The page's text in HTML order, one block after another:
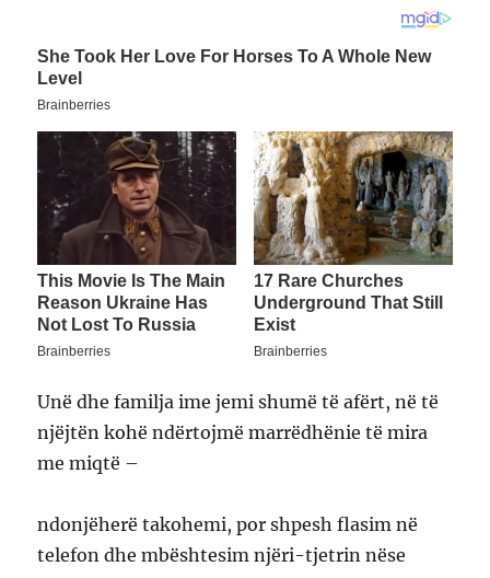
Unë dhe familja ime jemi shumë të afërt, në të
njëjtën kohë ndërtojmë marrëdhënie të mira
me miqtë –
ndonjëherë takohemi, por shpesh flasim në
telefon dhe mbështesim njëri-tjetrin nëse